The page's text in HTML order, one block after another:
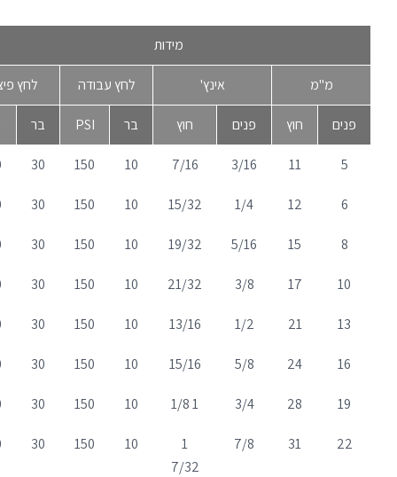
מידות
מ''מ אינץ' לחץ עבודה לחץ
פנים חוץ פנים חוץ בר PSI בר
5
11
3/16
7/16
10
150
30
6
12
1/4
15/32
10
150
30
8
15
5/16
19/32
10
150
30
10
17
3/8
21/32
10
150
30
13
21
1/2
13/16
10
150
30
16
24
5/8
15/16
10
150
30
19
28
3/4
1 1/8
10
150
30
22
31
7/8
1
7/32
10
150
30